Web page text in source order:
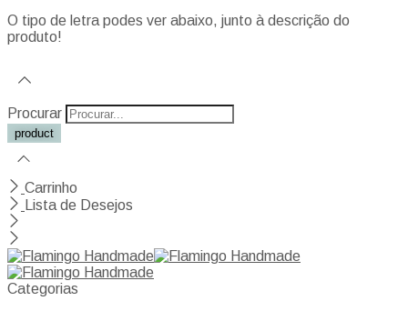
O tipo de letra podes ver abaixo, junto à descrição do
produto!
Procurar
Carrinho
Lista de Desejos
Categorias